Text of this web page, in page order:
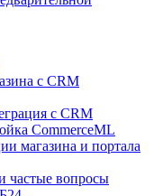
с CRM
с CRM
CommerceML
магазина и портала
частые вопросы